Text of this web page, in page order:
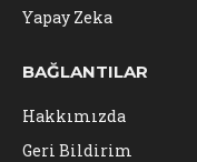
Yapay Zeka
BAĞLANTILAR
Hakkımızda
Geri Bildirim